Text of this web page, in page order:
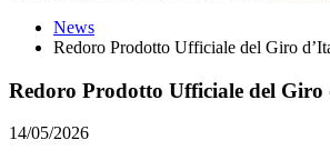
News
Redoro Prodotto Ufficiale del Giro
Redoro Prodotto Ufficiale del Giro
14/05/2026